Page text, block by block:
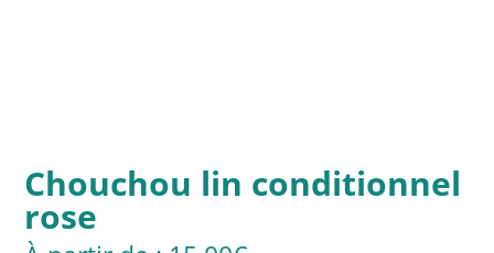
Chouchou lin conditionnel
rose